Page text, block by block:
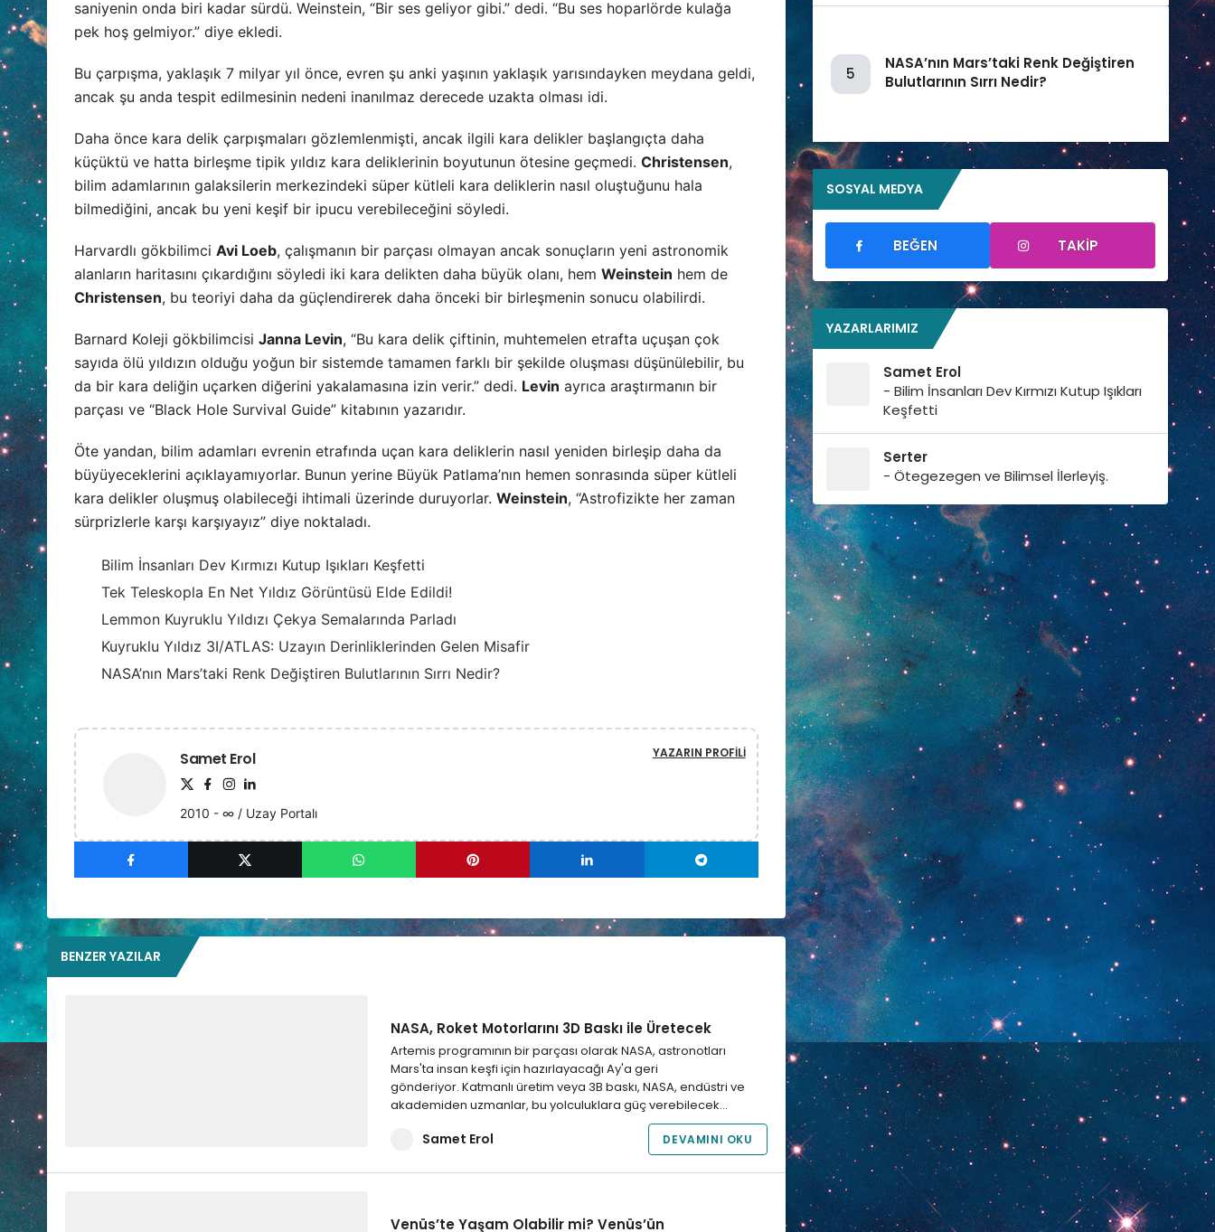
saniyenin onda biri kadar sürdü. Weinstein, “Bir ses geliyor gibi.” dedi. “Bu ses hoparlörde kulağa
pek hoş gelmiyor.” diye ekledi.
Bu çarpışma, yaklaşık 7 milyar yıl önce, evren şu anki yaşının yaklaşık yarısındayken meydana geldi,
ancak şu anda tespit edilmesinin nedeni inanılmaz derecede uzakta olması idi.
Daha önce kara delik çarpışmaları gözlemlenmişti, ancak ilgili kara delikler başlangıçta daha
küçüktü ve hatta birleşme tipik yıldız kara deliklerinin boyutunun ötesine geçmedi. Christensen,
bilim adamlarının galaksilerin merkezindeki süper kütleli kara deliklerin nasıl oluştuğunu hala
bilmediğini, ancak bu yeni keşif bir ipucu verebileceğini söyledi.
Harvardlı gökbilimci Avi Loeb, çalışmanın bir parçası olmayan ancak sonuçların yeni astronomik
alanların haritasını çıkardığını söyledi iki kara delikten daha büyük olanı, hem Weinstein hem de
Christensen, bu teoriyi daha da güçlendirerek daha önceki bir birleşmenin sonucu olabilirdi.
Barnard Koleji gökbilimcisi Janna Levin, “Bu kara delik çiftinin, muhtemelen etrafta uçuşan çok
sayıda ölü yıldızın olduğu yoğun bir sistemde tamamen farklı bir şekilde oluşması düşünülebilir, bu
da bir kara deliğin uçarken diğerini yakalamasına izin verir.” dedi. Levin ayrıca araştırmanın bir
parçası ve “Black Hole Survival Guide” kitabının yazarıdır.
Öte yandan, bilim adamları evrenin etrafında uçan kara deliklerin nasıl yeniden birleşip daha da
büyüyeceklerini açıklayamıyorlar. Bunun yerine Büyük Patlama’nın hemen sonrasında süper kütleli
kara delikler oluşmuş olabileceği ihtimali üzerinde duruyorlar. Weinstein, “Astrofizikte her zaman
sürprizlerle karşı karşıyayız” diye noktaladı.
Bilim İnsanları Dev Kırmızı Kutup Işıkları Keşfetti
Tek Teleskopla En Net Yıldız Görüntüsü Elde Edildi!
Lemmon Kuyruklu Yıldızı Çekya Semalarında Parladı
Kuyruklu Yıldız 3I/ATLAS: Uzayın Derinliklerinden Gelen Misafir
NASA’nın Mars’taki Renk Değiştiren Bulutlarının Sırrı Nedir?
Samet Erol
2010 - ∞ / Uzay Portalı
YAZARIN PROFILI
BENZER YAZILAR
NASA, Roket Motorlarını 3D Baskı ile Üretecek
Artemis programının bir parçası olarak NASA, astronotları
Mars'ta insan keşfi için hazırlayacağı Ay'a geri
gönderiyor. Katmanlı üretim veya 3B baskı, NASA, endüstri ve
akademiden uzmanlar, bu yolculuklara güç verebilecek…
Samet Erol DEVAMINI OKU
Venüs’te Yaşam Olabilir mi? Venüs’ün
5
NASA’nın Mars’taki Renk Değiştiren
Bulutlarının Sırrı Nedir?
SOSYAL MEDYA
BEĞEN TAKIP
YAZARLARIMIZ
Samet Erol
- Bilim İnsanları Dev Kırmızı Kutup Işıkları
Keşfetti
Serter
- Ötegezegen ve Bilimsel İlerleyiş.